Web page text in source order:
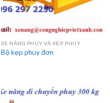
XE NÂNG PHUY VÀ KẸP PHUY
Bộ kẹp phuy đơn